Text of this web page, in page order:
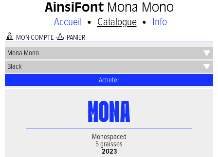
A MON COMPTE I PANIER
AinsiFontMona Mono
Accueil • Catalogue • Info
Acheter
Monospaced
5 graisses
2023